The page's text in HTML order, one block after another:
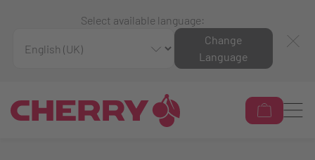
Select available language:
Change
Language